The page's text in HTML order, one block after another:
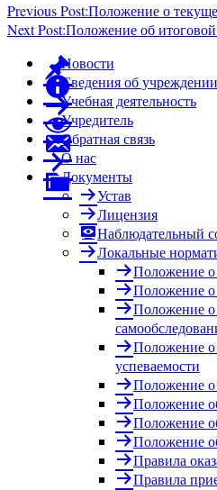
Previous Post:Положение о
Next Post:Положение об итоговой
Новости
Сведения об учреждении
Учебная деятельность
Учредитель
Обратная связь
О нас
Документы
Устав
Лицензия
Наблюдательный
Локальные
Положение о
Положение о
Положение о
Положение о
успеваемости
Положение о
Положение
Положение
Положение
Правила
Правила